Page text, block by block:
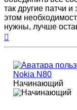
так другие патчи
этом
нужны, лучше
Nokia N80
Начинающий